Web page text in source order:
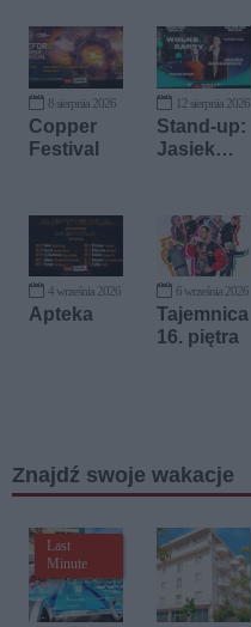
8 sierpnia 2026
Copper
Festival
12 sierpnia 2026
Stand-up:
Jasiek
Rosa
4 września 2026
Apteka
6 września 2026
Tajemnica
16. piętra
Znajdź swoje wakacje
Last
Minute